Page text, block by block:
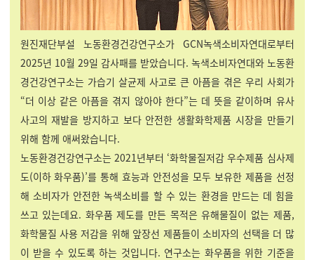
원진재단부설 노동환경건강연구소가 GCN녹색소비자연대로부터
2025년 10월 29일 감사패를 받았습니다. 녹색소비자연대와 노동환
경건강연구소는 가습기 살균제 사고로 큰 아픔을 겪은 우리 사회가
“더 이상 같은 아픔을 겪지 않아야 한다”는 데 뜻을 같이하며 유사
사고의 재발을 방지하고 보다 안전한 생활화학제품 시장을 만들기
위해 함께 애써왔습니다.
노동환경건강연구소는 2021년부터 ‘화학물질저감 우수제품 심사제
도(이하 화우품)’를 통해 효능과 안전성을 모두 보유한 제품을 선정
해 소비자가 안전한 녹색소비를 할 수 있는 환경을 만드는 데 힘을
쓰고 있는데요. 화우품 제도를 만든 목적은 유해물질이 없는 제품,
화학물질 사용 저감을 위해 앞장선 제품들이 소비자의 선택을 더 많
이 받을 수 있도록 하는 것입니다. 연구소는 화우품을 위한 기준을